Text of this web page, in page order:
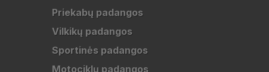
Priekabų padangos
Vilkikų padangos
Sportinės padangos
Motociklų padangos